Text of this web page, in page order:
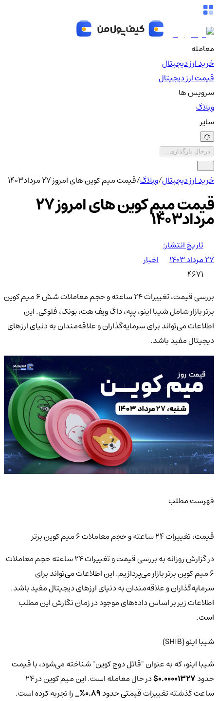
معامله
خرید ارز دیجیتال
قیمت ارز دیجیتال
سرویس ها
وبلاگ
سایر
درحال بارگذاری...
خرید ارز دیجیتال/وبلاگ/قیمت میم کوین های امروز 27 مرداد1403
قیمت میم کوین های امروز 27
مرداد1403
تاریخ انتشار:
۲۷ مرداد ۱۴۰۳
اخبار
4671
بررسی قیمت، تغییرات 24 ساعته و حجم معاملات شش 6 میم کوین
برتر بازار شامل شیبا اینو، پپه، داگ ویف هت، بونک، فلوکی. این
اطلاعات می‌تواند برای سرمایه‌گذاران و علاقه‌مندان به دنیای ارزهای
دیجیتال مفید باشد.
فهرست مطلب
قیمت، تغییرات 24 ساعته و حجم معاملات 6 میم کوین برتر
در گزارش روزانه به بررسی قیمت و تغییرات 24 ساعته حجم معاملات
6 میم کوین برتر بازار می‌پردازیم. این اطلاعات می‌تواند برای
سرمایه‌گذاران و علاقه‌مندان به دنیای ارزهای دیجیتال مفید باشد.
اطلاعات زیر بر اساس داده‌های موجود در زمان نگارش این مطلب
است.
شیبا اینو (SHIB)
شیبا اینو، که به عنوان "قاتل دوج کوین" شناخته می‌شود، با قیمت
حدود0.00001327$
در حال معامله است. این میم کوین در 24
ساعت گذشته تغییرات قیمتی حدود0.89%_
را تجربه کرده است.